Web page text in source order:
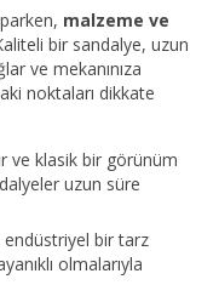
malzeme ve
bir sandalye, uzun
ve mekanınıza
noktaları dikkate
ve klasik bir görünüm
uzun süre
bir tarz
olmalarıyla